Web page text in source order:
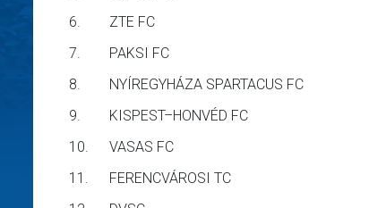
6.
ZTE FC
7.
PAKSI FC
8.
NYÍREGYHÁZA SPARTACUS FC
9.
KISPEST–HONVÉD FC
10.
VASAS FC
11.
FERENCVÁROSI TC